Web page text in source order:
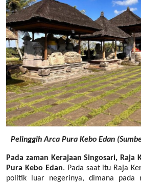
Pelinggih Arca Pura Kebo Edan
Pada zaman Kerajaan Singosari,
Pura Kebo Edan. Pada saat itu Raja
politik luar negerinya, dimana pada